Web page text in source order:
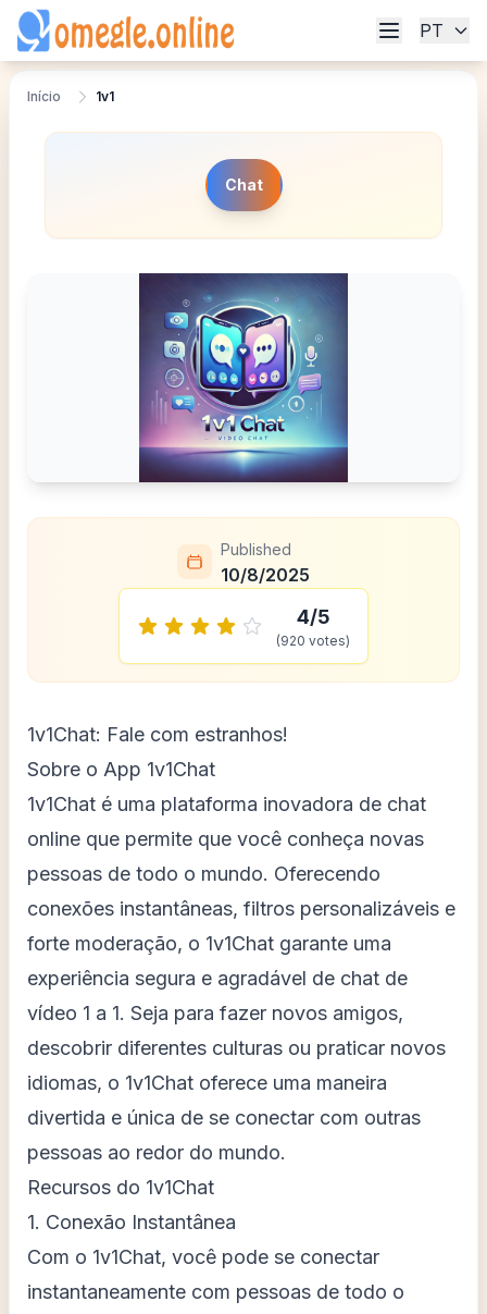
PT
Início 1v1
Chat
Published
10/8/2025
4/5
(920 votes)
1v1Chat: Fale com estranhos!
Sobre o App 1v1Chat
1v1Chat é uma plataforma inovadora de chat
online que permite que você conheça novas
pessoas de todo o mundo. Oferecendo
conexões instantâneas, filtros personalizáveis e
forte moderação, o 1v1Chat garante uma
experiência segura e agradável de chat de
vídeo 1 a 1. Seja para fazer novos amigos,
descobrir diferentes culturas ou praticar novos
idiomas, o 1v1Chat oferece uma maneira
divertida e única de se conectar com outras
pessoas ao redor do mundo.
Recursos do 1v1Chat
1. Conexão Instantânea
Com o 1v1Chat, você pode se conectar
instantaneamente com pessoas de todo o